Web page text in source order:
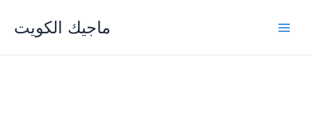
content
ماجيك الكويت